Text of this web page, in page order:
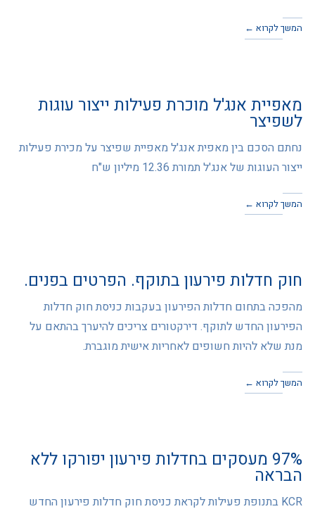
המשך לקרוא ←
מאפיית אנג'ל מוכרת פעילות ייצור עוגות
לשפיצר
נחתם הסכם בין מאפית אנג'ל מאפיית שפיצר על מכירת פעילות
ייצור העוגות של אנג'ל תמורת 12.36 מיליון ש"ח
המשך לקרוא ←
חוק חדלות פירעון בתוקף. הפרטים בפנים.
מהפכה בתחום חדלות הפירעון בעקבות כניסת חוק חדלות
הפירעון החדש לתוקף. דירקטורים צריכים להיערך בהתאם על
מנת שלא להיות חשופים לאחריות אישית מוגברת.
המשך לקרוא ←
97% מעסקים בחדלות פירעון יפורקו ללא
הבראה
KCR בתנופת פעילות לקראת כניסת חוק חדלות פירעון החדש